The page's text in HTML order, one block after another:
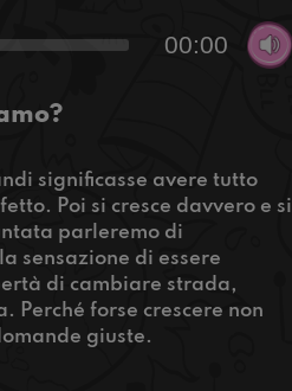
00:00
significasse avere tutto
Poi si cresce davvero e si
parleremo di
sensazione di essere
di cambiare strada,
Perché forse crescere non
giuste.